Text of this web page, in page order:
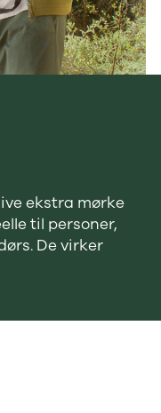
ekstra mørke
til personer,
De virker